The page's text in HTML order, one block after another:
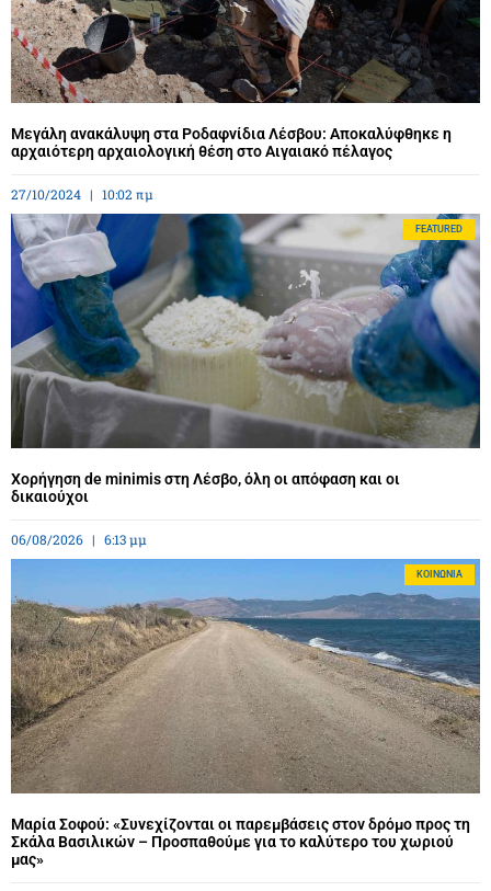
Μεγάλη ανακάλυψη στα Ροδαφνίδια Λέσβου: Αποκαλύφθηκε η
αρχαιότερη αρχαιολογική θέση στο Αιγαιακό πέλαγος
27/10/2024 10:02 πμ
FEATURED
Χορήγηση de minimis στη Λέσβο, όλη οι απόφαση και οι
δικαιούχοι
06/08/2026 6:13 μμ
ΚΟΙΝΩΝΊΑ
Μαρία Σοφού: «Συνεχίζονται οι παρεμβάσεις στον δρόμο προς τη
Σκάλα Βασιλικών – Προσπαθούμε για το καλύτερο του χωριού
μας»